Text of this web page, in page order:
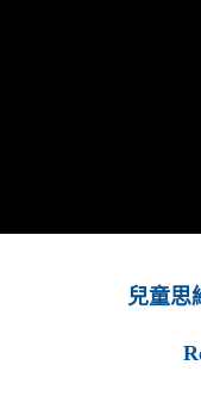
兒童思